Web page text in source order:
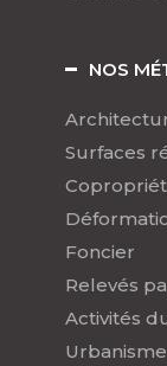
NOS
Surfaces
Foncier
Relevés
Activités
Urbanisme